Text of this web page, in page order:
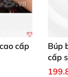
cấp
Búp
cấp